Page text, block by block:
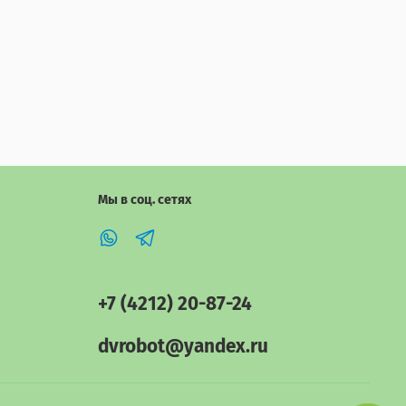
Мы в соц. сетях
+7 (4212) 20-87-24
dvrobot@yandex.ru